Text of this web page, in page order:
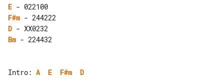
E
F#m
D
Bm - 224432
Intro: A E F#m D